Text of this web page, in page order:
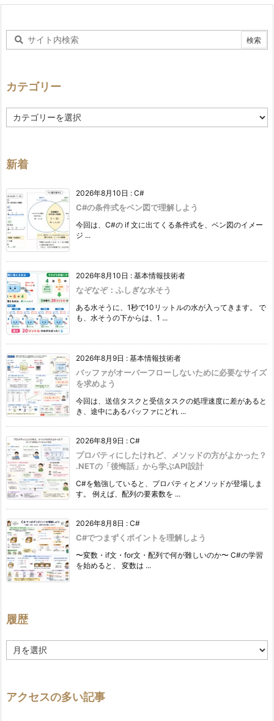
カテゴリー
テ
ー
新着
2026年8月10日 : C#
C#の条件式をベン図で理解しよう
今回は、C#の if 文に出てくる条件式を、ベン図のイメー
ジ ...
2026年8月10日 : 基本情報技術者
なぞなぞ：ふしぎな水そう
ある水そうに、1秒で10リットルの水が入ってきます。 で
も、水そうの下からは、1 ...
2026年8月9日 : 基本情報技術者
バッファがオーバーフローしないために必要なサイズ
を求めよう
今回は、送信タスクと受信タスクの処理速度に差があると
き、途中にあるバッファにどれ ...
2026年8月9日 : C#
プロパティにしたけれど、メソッドの方がよかった？
.NETの「後悔話」から学ぶAPI設計
C#を勉強していると、プロパティとメソッドが登場しま
す。 例えば、配列の要素数を ...
2026年8月8日 : C#
C#でつまずくポイントを理解しよう
〜変数・if文・for文・配列で何が難しいのか〜 C#の学習
を始めると、 変数は ...
履歴
歴
アクセスの多い記事